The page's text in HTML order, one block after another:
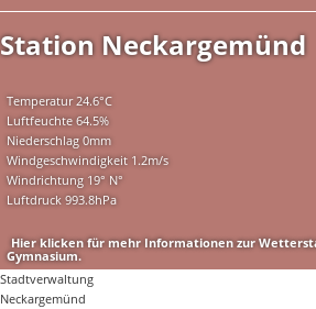
Station Neckargemünd
Temperatur24.6°C
Luftfeuchte 64.5%
Niederschlag 0mm
Windgeschwindigkeit 1.2m/s
Windrichtung 19° N°
Luftdruck 993.8hPa
Hier klicken für mehr Informationen zur
Gymnasium.
Stadtverwaltung
Neckargemünd